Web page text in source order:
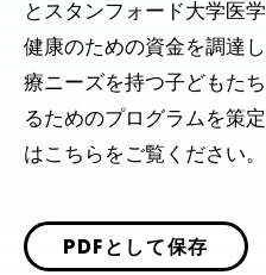
とスタンフォード大学医
健康のための資金を調達
療ニーズを持つ子どもた
るためのプログラムを策
はこちらをご覧ください。
PDFとして保存